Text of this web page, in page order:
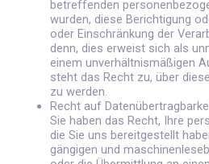
betreffenden
wurden, diese Berichtigung
oder Einschränkung der
denn, dies erweist sich als
einem unverhältnismäßigen
steht das Recht zu, über
zu werden.
Recht auf
Sie haben das Recht, Ihre
die Sie uns bereitgestellt
gängigen und